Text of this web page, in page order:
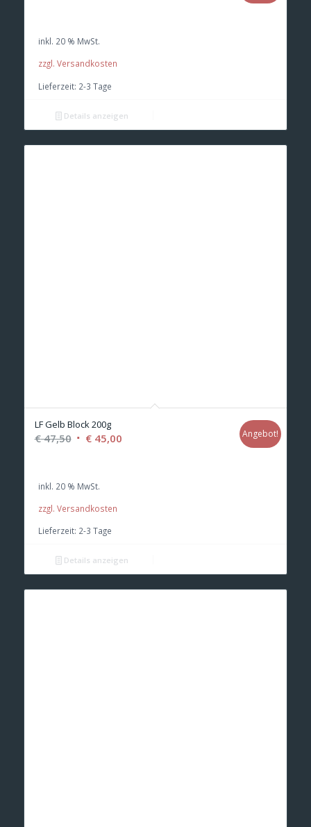
€ 76,00
inkl. 20 % MwSt.
zzgl. Versandkosten
Lieferzeit: 2-3 Tage
Details anzeigen
LF Gelb Block 200g
€47,50 Ursprünglicher
€ 47,50
€45,00Aktueller
Angebot!
inkl. 20 % MwSt.
zzgl. Versandkosten
Lieferzeit: 2-3 Tage
Details anzeigen